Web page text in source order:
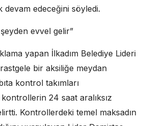
edeceğini söyledi.
evvel gelir”
yapan İlkadım Belediye Lideri
bir aksiliğe meydan
kontrol takımları
24 saat aralıksız
Kontrollerdeki temel maksadın